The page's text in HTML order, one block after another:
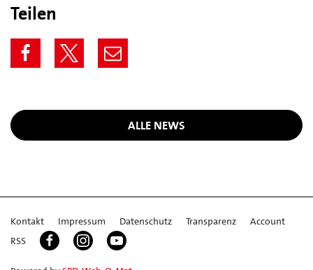
Teilen
ALLE NEWS
Kontakt Impressum Datenschutz Transparenz
Account
RSS